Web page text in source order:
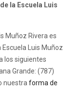
la Escuela Luis
Muñoz Rivera es
Luis Muñoz
los siguientes
Grande: (787)
nuestra forma de